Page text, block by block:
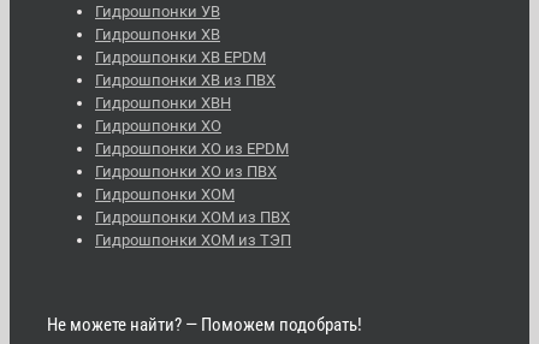
Гидрошпонки УВ
Гидрошпонки ХВ
Гидрошпонки ХВ EPDM
Гидрошпонки ХВ из ПВХ
Гидрошпонки ХВН
Гидрошпонки ХО
Гидрошпонки ХО из EPDM
Гидрошпонки ХО из ПВХ
Гидрошпонки ХОМ
Гидрошпонки ХОМ из ПВХ
Гидрошпонки ХОМ из ТЭП
Не можете найти? — Поможем подобрать!